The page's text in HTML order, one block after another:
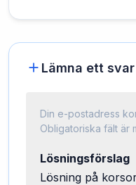
Lämna ett svar
Din e-postadress
Obligatoriska fält är
Lösningsförslag
Lösning på